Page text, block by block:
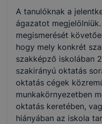
A tanulóknak a
ágazatot
megismerését
hogy mely konkrét
szakképző iskolában
szakirányú oktatás
oktatás cégek
munkakörnyezetben
oktatás keretében,
hiányában az iskola